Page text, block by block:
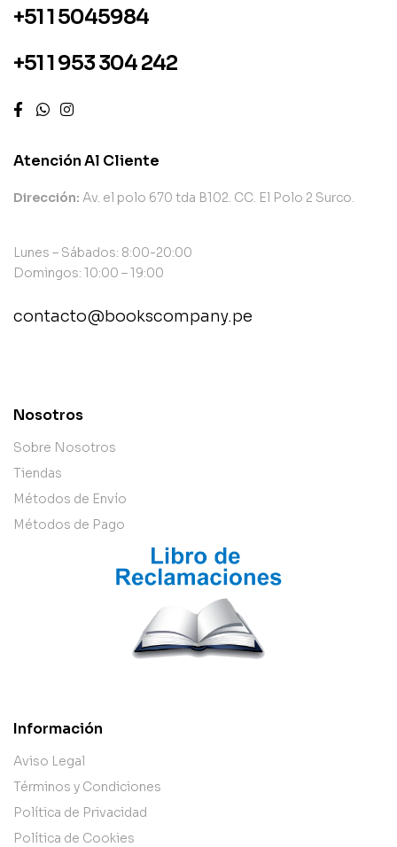
+51 1 5045984
+51 1 953 304 242
Atención Al Cliente
Dirección: Av. el polo 670 tda B102. CC. El Polo 2 Surco.
Lunes – Sábados: 8:00-20:00
Domingos: 10:00 – 19:00
contacto@bookscompany.pe
Nosotros
Sobre Nosotros
Tiendas
Métodos de Envío
Métodos de Pago
Información
Aviso Legal
Términos y Condiciones
Política de Privacidad
Política de Cookies